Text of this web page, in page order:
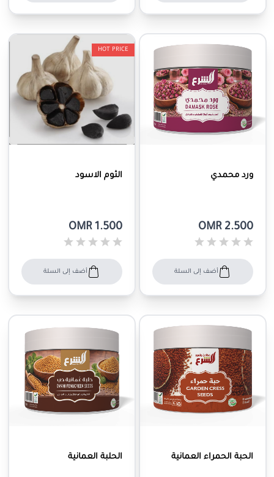
ورد محمدي
OMR 2.500
أضف إلى السلة
HOT PRICE
الثوم الاسود
OMR 1.500
أضف إلى السلة
الحبة الحمراء العمانية الحلبة العمانية